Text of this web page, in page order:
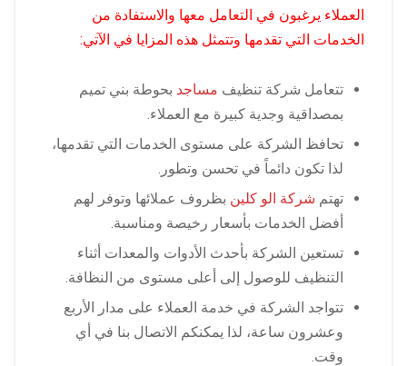
العملاء يرغبون في التعامل معها والاستفادة من
الخدمات التي تقدمها وتتمثل هذه المزايا في الآتي:
تتعامل شركة تنظيف مساجد بحوطة بني تميم
بمصداقية وجدية كبيرة مع العملاء.
تحافظ الشركة على مستوى الخدمات التي تقدمها،
لذا تكون دائماً في تحسن وتطور.
تهتم شركة الو كلين بظروف عملائها وتوفر لهم
أفضل الخدمات بأسعار رخيصة ومناسبة.
تستعين الشركة بأحدث الأدوات والمعدات أثناء
التنظيف للوصول إلى أعلى مستوى من النظافة.
تتواجد الشركة في خدمة العملاء على مدار الأربع
وعشرون ساعة، لذا يمكنكم الاتصال بنا في أي
وقت.